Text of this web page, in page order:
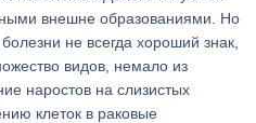
внешне образованиями. Но
не всегда хороший знак,
видов, немало из
наростов на слизистых
клеток в раковые